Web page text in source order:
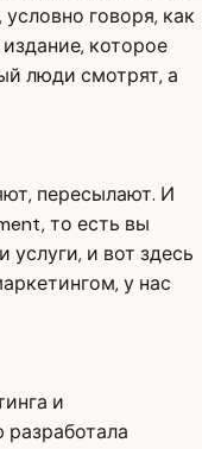
говоря, как
которое
люди смотрят, а
пересылают. И
то есть вы
услуги, и вот здесь
у нас
и